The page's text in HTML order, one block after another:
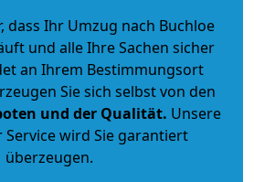
dass Ihr Umzug nach Buchloe
und alle Ihre Sachen sicher
an Ihrem Bestimmungsort
Sie sich selbst von den
und der Qualität. Unsere
Service wird Sie garantiert
überzeugen.